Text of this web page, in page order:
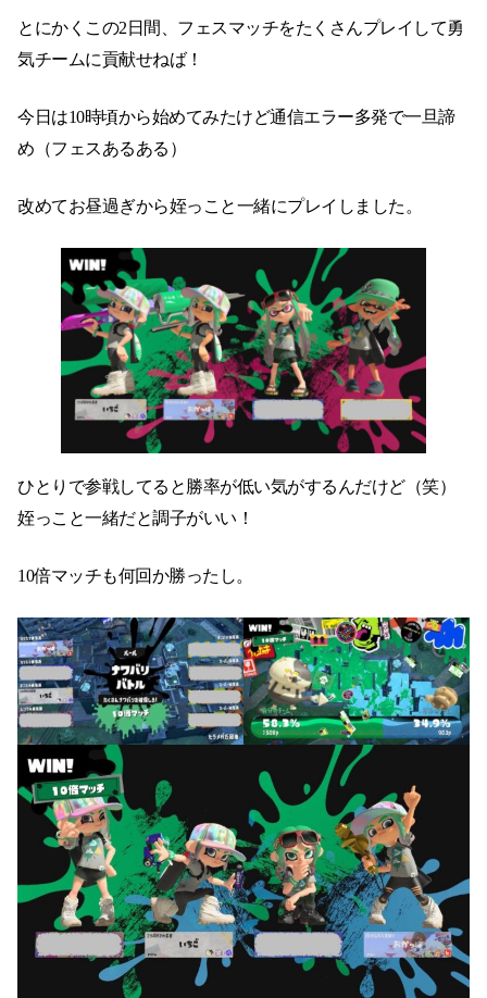
とにかくこの2日間、フェスマッチをたくさんプレイして勇
気チームに貢献せねば！
今日は10時頃から始めてみたけど通信エラー多発で一旦諦
め（フェスあるある）
改めてお昼過ぎから姪っこと一緒にプレイしました。
ひとりで参戦してると勝率が低い気がするんだけど（笑）
姪っこと一緒だと調子がいい！
10倍マッチも何回か勝ったし。